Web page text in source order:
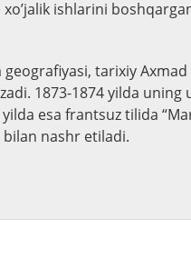
ishlarini
tarixiy
1873-1874 yilda uning
esa frantsuz tilida
bilan nashr etiladi.